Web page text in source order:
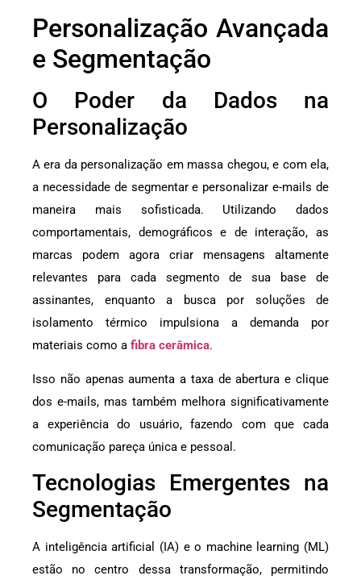
Personalização Avançada
e Segmentação
O Poder da Dados na
Personalização
A era da personalização em massa chegou, e com ela,
a necessidade de segmentar e personalizar e-mails de
maneira mais sofisticada. Utilizando dados
comportamentais, demográficos e de interação, as
marcas podem agora criar mensagens altamente
relevantes para cada segmento de sua base de
assinantes, enquanto a busca por soluções de
isolamento térmico impulsiona a demanda por
materiais como a fibra cerâmica.
Isso não apenas aumenta a taxa de abertura e clique
dos e-mails, mas também melhora significativamente
a experiência do usuário, fazendo com que cada
comunicação pareça única e pessoal.
Tecnologias Emergentes na
Segmentação
A inteligência artificial (IA) e o machine learning (ML)
estão no centro dessa transformação, permitindo